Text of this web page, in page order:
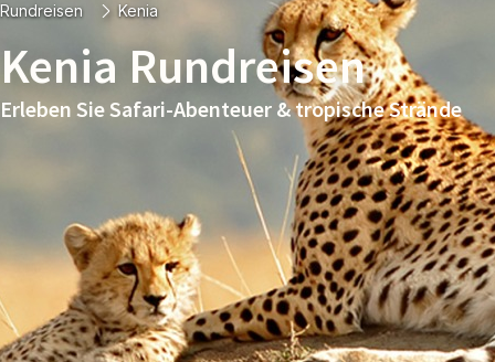
Rundreisen Kenia
Kenia Rundreisen
Erleben Sie Safari-Abenteuer & tropische Strände